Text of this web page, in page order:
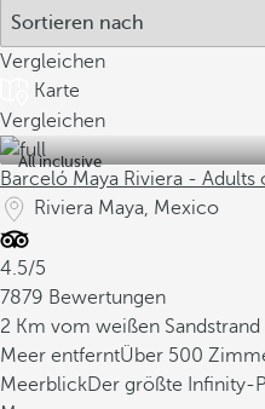
Vergleichen
Karte
Vergleichen
All inclusive
Barceló Maya Riviera -
Riviera Maya, Mexico
4.5/5
7879 Bewertungen
2 Km vom weißen
Meer entferntÜber 500
MeerblickDer größte Infinity-